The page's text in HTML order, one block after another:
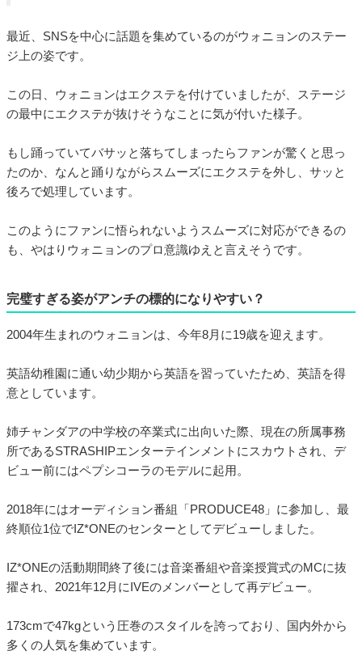
最近、SNSを中心に話題を集めているのがウォニョンのステー
ジ上の姿です。
この日、ウォニョンはエクステを付けていましたが、ステージ
の最中にエクステが抜けそうなことに気が付いた様子。
もし踊っていてバサッと落ちてしまったらファンが驚くと思っ
たのか、なんと踊りながらスムーズにエクステを外し、サッと
後ろで処理しています。
このようにファンに悟られないようスムーズに対応ができるの
も、やはりウォニョンのプロ意識ゆえと言えそうです。
完璧すぎる姿がアンチの標的になりやすい？
2004年生まれのウォニョンは、今年8月に19歳を迎えます。
英語幼稚園に通い幼少期から英語を習っていたため、英語を得
意としています。
姉チャンダアの中学校の卒業式に出向いた際、現在の所属事務
所であるSTRASHIPエンターテインメントにスカウトされ、デ
ビュー前にはペプシコーラのモデルに起用。
2018年にはオーディション番組「PRODUCE48」に参加し、最
終順位1位でIZ*ONEのセンターとしてデビューしました。
IZ*ONEの活動期間終了後には音楽番組や音楽授賞式のMCに抜
擢され、2021年12月にIVEのメンバーとして再デビュー。
173cmで47kgという圧巻のスタイルを誇っており、国内外から
多くの人気を集めています。